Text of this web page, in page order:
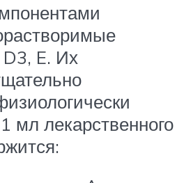
E. Их
мл лекарственного